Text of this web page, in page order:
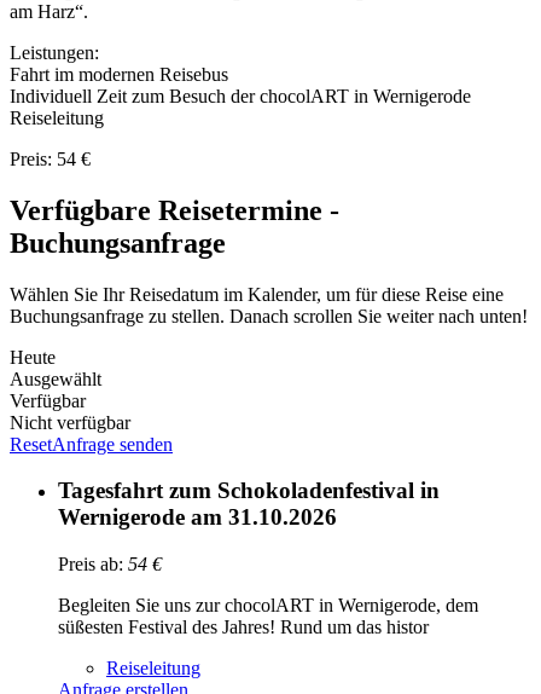
am Harz“.
Leistungen:
Fahrt im modernen Reisebus
Individuell Zeit zum Besuch der chocolART in Wernigerode
Reiseleitung
Preis: 54 €
Verfügbare Reisetermine -
Buchungsanfrage
Wählen Sie Ihr Reisedatum im Kalender, um für diese Reise eine
Buchungsanfrage zu stellen. Danach scrollen Sie weiter nach unten!
Heute
Ausgewählt
Verfügbar
Nicht verfügbar
ResetAnfrage senden
Tagesfahrt zum Schokoladenfestival in
Wernigerode am 31.10.2026
Preis ab: 54 €
Begleiten Sie uns zur chocolART in Wernigerode, dem
süßesten Festival des Jahres! Rund um das histor
Reiseleitung
Anfrage erstellen